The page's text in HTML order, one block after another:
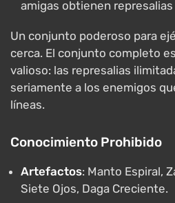
amigas obtienen
Un conjunto poderoso para
cerca. El conjunto completo
valioso: las represalias
seriamente a los enemigos
líneas.
Conocimiento Prohibido
Artefactos: Manto Espiral,
Siete Ojos, Daga Creciente.